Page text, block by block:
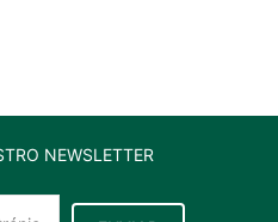
NEWSLETTER